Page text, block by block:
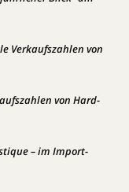
Verkaufszahlen von
von Hard-
– im Import-